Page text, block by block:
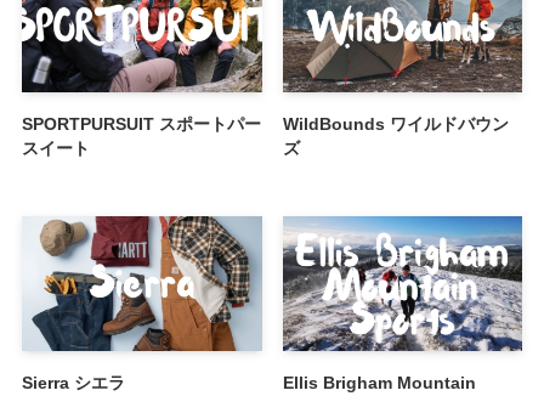
SPORTPURSUIT スポートパー
スイート
WildBounds ワイルドバウン
ズ
Sierra シエラ
Ellis Brigham Mountain